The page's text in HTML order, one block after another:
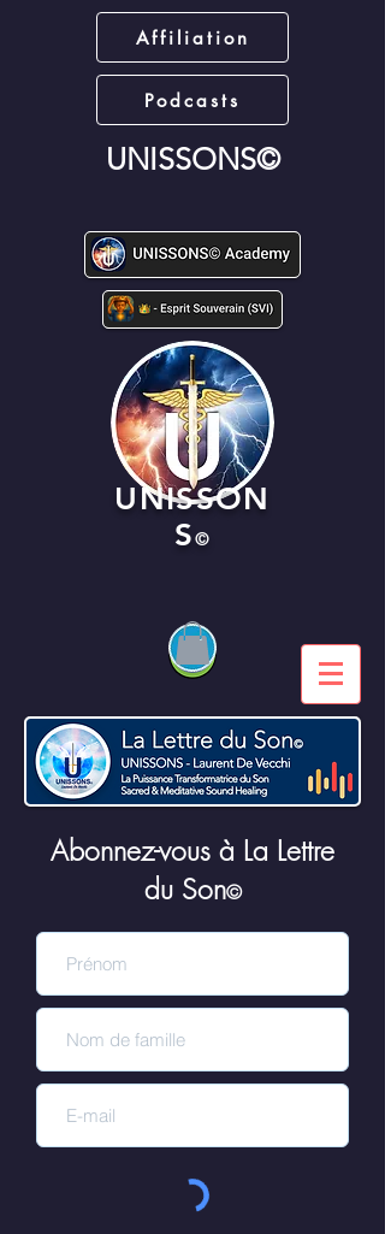
Affiliation
Podcasts
UNISSONS©
UNISSON
S©
Abonnez-vous à La Lettre
du Son©